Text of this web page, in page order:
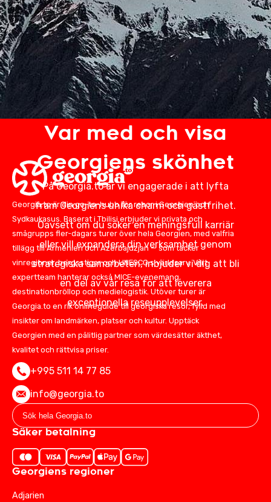
Var med och visa
Georgiens skönhet
På Georgia.to är vi engagerade i att lyfta
fram Georgiens unika charm och gästfrihet.
Oavsett om du söker en meningsfull karriär
eller vill expandera din verksamhet genom
strategiska samarbeten, inbjuder vi dig att bli
en del av vår resa för att leverera
exceptionella reseupplevelser.
Georgia.to är din go-to-hubb för resor i Georgien och
Sydkaukasus. Baserat i Tbilisi erbjuder vi privata och
smågrupps fler-dagars turer över hela Georgien, med valfria
tillägg till Armenien och Azerbajdzjan — som täcker
vinregioner, bergsstigar och UNESCO:s världsarv. Vårt
expertteam hanterar också MICE-evenemang,
destinationbröllop och medielogistik. Utöver turer är
Georgia.to en rik onlineguide till georgiska resor, fylld med
insikter om landmärken, platser och kultur. Upptäck
Georgien med en pålitlig partner som värdesätter äkthet,
kvalitet och rättvisa priser.
+995 511 14 77 85
info@georgia.to
Säker betalning
Georgiens regioner
Adjarien